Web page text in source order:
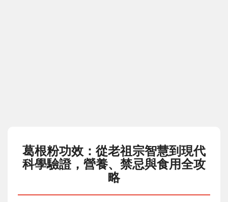
葛根粉功效：從老祖宗智慧到現代
科學驗證，營養、禁忌與食用全攻
略